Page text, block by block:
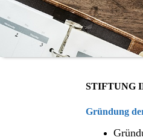
STIFTUNG
Gründung